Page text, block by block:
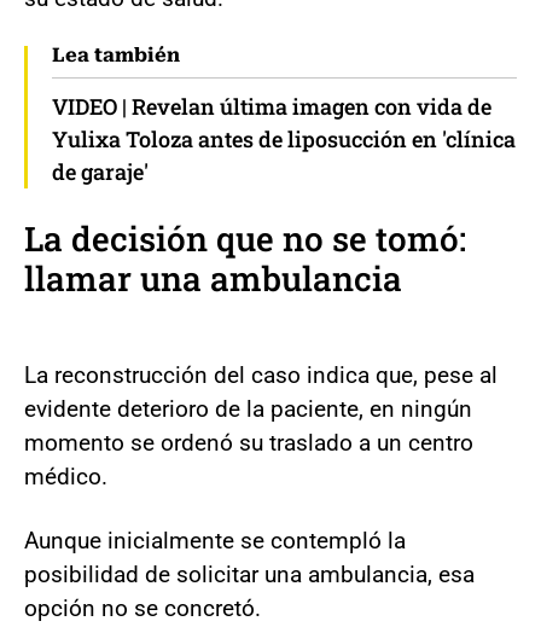
Lea también
VIDEO | Revelan última imagen con vida de
Yulixa Toloza antes de liposucción en 'clínica
de garaje'
La decisión que no se tomó:
llamar una ambulancia
La reconstrucción del caso indica que, pese al
evidente deterioro de la paciente, en ningún
momento se ordenó su traslado a un centro
médico.
Aunque inicialmente se contempló la
posibilidad de solicitar una ambulancia, esa
opción no se concretó.